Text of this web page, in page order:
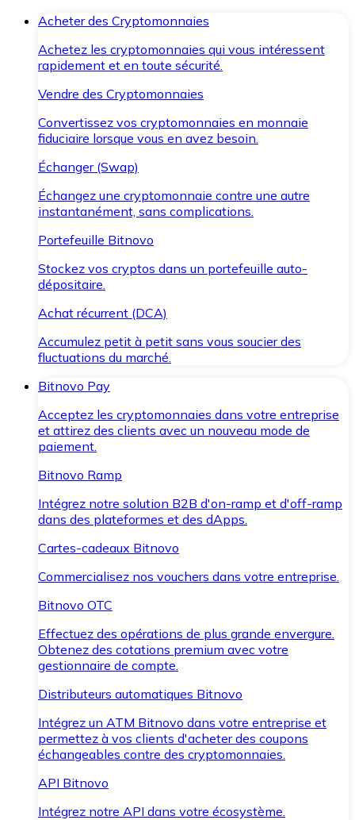
Acheter des Cryptomonnaies
Achetez les cryptomonnaies qui vous intéressent
rapidement et en toute sécurité.
Vendre des Cryptomonnaies
Convertissez vos cryptomonnaies en monnaie
fiduciaire lorsque vous en avez besoin.
Échanger (Swap)
Échangez une cryptomonnaie contre une autre
instantanément, sans complications.
Portefeuille Bitnovo
Stockez vos cryptos dans un portefeuille auto-
dépositaire.
Achat récurrent (DCA)
Accumulez petit à petit sans vous soucier des
fluctuations du marché.
Bitnovo Pay
Acceptez les cryptomonnaies dans votre entreprise
et attirez des clients avec un nouveau mode de
paiement.
Bitnovo Ramp
Intégrez notre solution B2B d'on-ramp et d'off-ramp
dans des plateformes et des dApps.
Cartes-cadeaux Bitnovo
Commercialisez nos vouchers dans votre entreprise.
Bitnovo OTC
Effectuez des opérations de plus grande envergure.
Obtenez des cotations premium avec votre
gestionnaire de compte.
Distributeurs automatiques Bitnovo
Intégrez un ATM Bitnovo dans votre entreprise et
permettez à vos clients d'acheter des coupons
échangeables contre des cryptomonnaies.
API Bitnovo
Intégrez notre API dans votre écosystème.